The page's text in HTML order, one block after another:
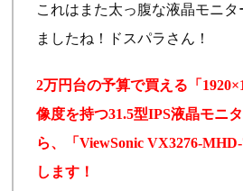
これはまた太っ腹な液晶モニタ
ましたね！ドスパラさん！
2万円台の予算で買える「
像度を持つ31.5型IPS液晶モニ
ら、「ViewSonic VX3276-
します！